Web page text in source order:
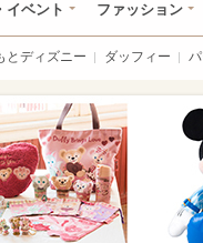
イベント ファッション
とディズニー ダッフィー